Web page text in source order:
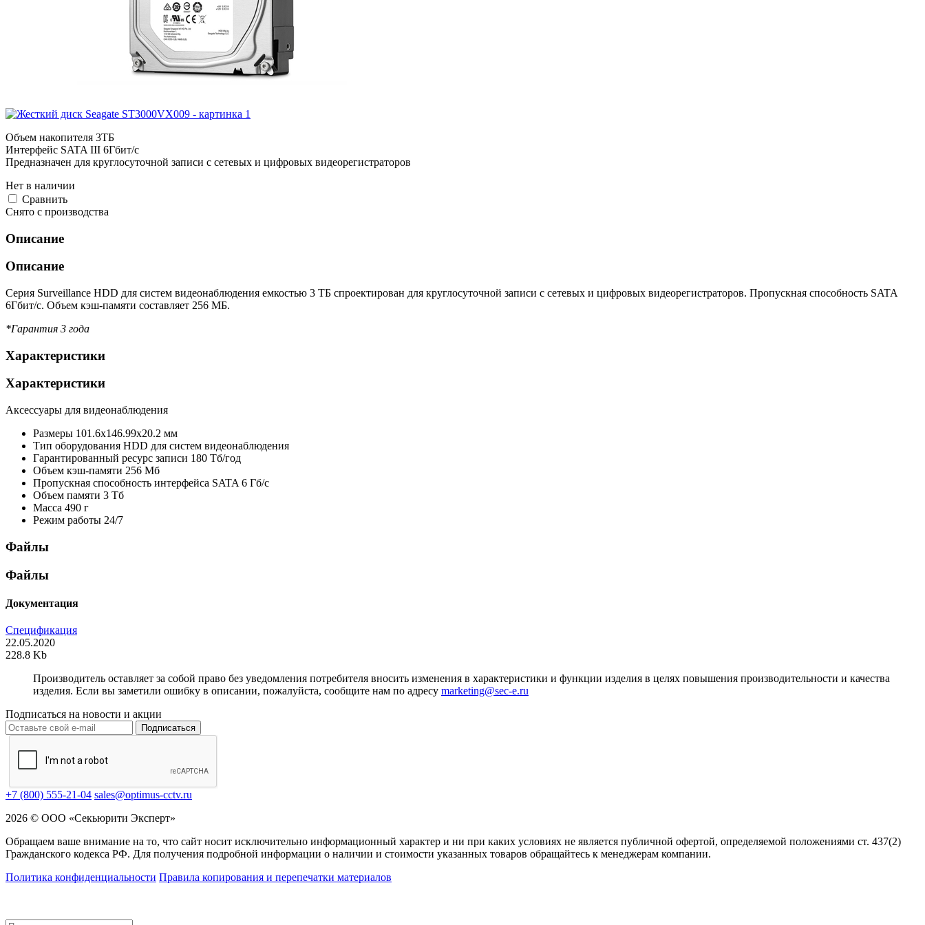
Объем накопителя 3ТБ
Интерфейс SATA III 6Гбит/с
Предназначен для круглосуточной записи с сетевых и цифровых видеорегистраторов
Нет в наличии
Cравнить
Снято с производства
Описание
Описание
Серия Surveillance HDD для систем видеонаблюдения емкостью 3 ТБ спроектирован для круглосуточной записи с сетевых и цифровых видеорегистраторов. Пропускная способность SATA
6Гбит/с. Объем кэш-памяти составляет 256 МБ.
*Гарантия 3 года
Характеристики
Характеристики
Аксессуары для видеонаблюдения
Размеры 101.6х146.99х20.2 мм
Тип оборудования HDD для систем видеонаблюдения
Гарантированный ресурс записи 180 Тб/год
Объем кэш-памяти 256 Мб
Пропускная способность интерфейса SATA 6 Гб/с
Объем памяти 3 Тб
Масса 490 г
Режим работы 24/7
Файлы
Файлы
Документация
Спецификация
22.05.2020
228.8 Kb
Производитель оставляет за собой право без уведомления потребителя вносить изменения в характеристики и функции изделия в целях повышения производительности и качества
изделия. Если вы заметили ошибку в описании, пожалуйста, сообщите нам по адресу marketing@sec-e.ru
Подписаться на новости и акции
Подписаться
+7 (800) 555-21-04 sales@optimus-cctv.ru
2026 © ООО «Секьюрити Эксперт»
Обращаем ваше внимание на то, что сайт носит исключительно информационный характер и ни при каких условиях не является публичной офертой, определяемой положениями ст. 437(2)
Гражданского кодекса РФ. Для получения подробной информации о наличии и стоимости указанных товаров обращайтесь к менеджерам компании.
Политика конфиденциальности Правила копирования и перепечатки материалов